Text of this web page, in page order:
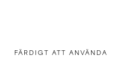
FÄRDIGT ATT ANVÄNDA